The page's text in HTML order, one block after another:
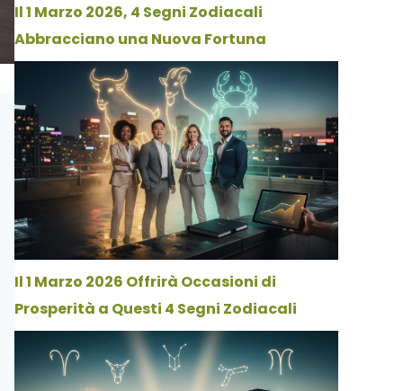
Il 1 Marzo 2026, 4 Segni Zodiacali
Abbracciano una Nuova Fortuna
Il 1 Marzo 2026 Offrirà Occasioni di
Prosperità a Questi 4 Segni Zodiacali